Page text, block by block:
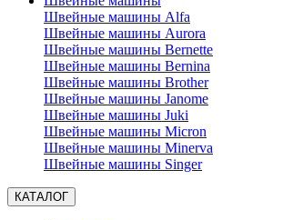
Швейные машины Alfa
Швейные машины Aurora
Швейные машины Bernette
Швейные машины Bernina
Швейные машины Brother
Швейные машины Janome
Швейные машины Juki
Швейные машины Micron
Швейные машины Minerva
Швейные машины Singer
КАТАЛОГ